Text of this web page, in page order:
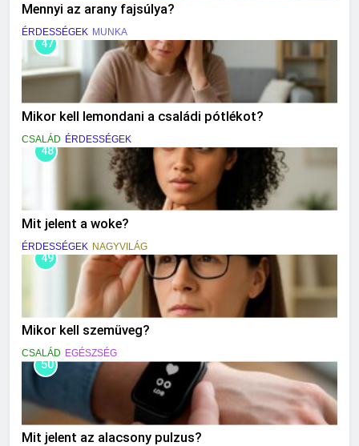
Mennyi az arany fajsúlya?
ÉRDESSÉGEK MUNKA
47
Mikor kell lemondani a családi pótlékot?
CSALÁD ÉRDESSÉGEK
48
Mit jelent a woke?
ÉRDESSÉGEK NAGYVILÁG
49
Mikor kell szemüveg?
CSALÁD EGÉSZSÉG
50
Mit jelent az alacsony pulzus?